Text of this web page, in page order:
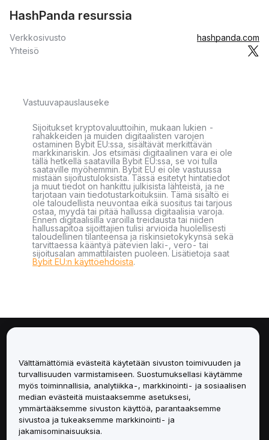
HashPanda resurssia
Verkkosivusto
hashpanda.com
Yhteisö
Vastuuvapauslauseke
Sijoitukset kryptovaluuttoihin, mukaan lukien -
rahakkeiden ja muiden digitaalisten varojen
ostaminen Bybit EU:ssa, sisältävät merkittävän
markkinariskin. Jos etsimäsi digitaalinen vara ei ole
tällä hetkellä saatavilla Bybit EU:ssa, se voi tulla
saataville myöhemmin. Bybit EU ei ole vastuussa
mistään sijoitustuloksista. Tässä esitetyt hintatiedot
ja muut tiedot on hankittu julkisista lähteistä, ja ne
tarjotaan vain tiedotustarkoituksiin. Tämä sisältö ei
ole taloudellista neuvontaa eikä suositus tai tarjous
ostaa, myydä tai pitää hallussa digitaalisia varoja.
Ennen digitaalisilla varoilla treidausta tai niiden
hallussapitoa sijoittajien tulisi arvioida huolellisesti
taloudellinen tilanteensa ja riskinsietokykynsä sekä
tarvittaessa kääntyä pätevien laki-, vero- tai
sijoitusalan ammattilaisten puoleen. Lisätietoja saat
Bybit EU:n käyttöehdoista.
Palvelut
Tuki
Tuotteet
Välttämättömiä evästeitä käytetään sivuston toimivuuden ja
turvallisuuden varmistamiseen. Suostumuksellasi käytämme
myös toiminnallisia, analytiikka-, markkinointi- ja sosiaalisen
median evästeitä muistaaksemme asetuksesi,
ymmärtääksemme sivuston käyttöä, parantaaksemme
sivustoa ja tukeaksemme markkinointi- ja
jakamisominaisuuksia.